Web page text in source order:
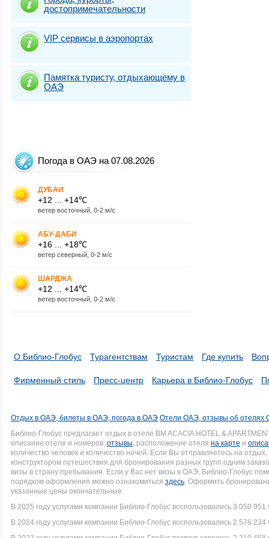
достопримечательности
VIP сервисы в аэропортах
Памятка туристу, отдыхающему в
ОАЭ
Погода в ОАЭ на 07.08.2026
ДУБАИ
+12 ... +14℃
ветер восточный, 0-2 м/с
АБУ-ДАБИ
+16 ... +18℃
ветер северный, 0-2 м/с
ШАРДЖА
+12 ... +14℃
ветер восточный, 0-2 м/с
О Библио-Глобус Турагентствам Туристам Где купить
Фирменный стиль Пресс-центр Карьера в Библио-Глобус
Отдых в ОАЭ, билеты в ОАЭ, погода в ОАЭ Отели ОАЭ, отзывы об отелях
Библио-Глобус предлагает отдых в отеле BM ACACIA HOTEL &
описание отеля и номеров, отзывы, расположение отеля на карте и
количество человек и количество ночей. Если Вы отправляетесь на
конструктором путешествия для бронирования разных групп одним
визы в страну пребывания. Если у Вас нет визы в ОАЭ, Библио-Глобус
порядком оформления можно ознакомиться здесь. Оформить
указанные цены окончательные.
В 2025 году услугами компании Библио-Глобус воспользовались 3 050 951
В 2024 году услугами компании Библио-Глобус воспользовались 2 576 234